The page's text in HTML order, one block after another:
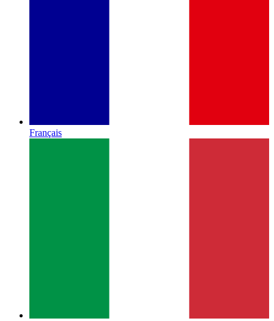
Français